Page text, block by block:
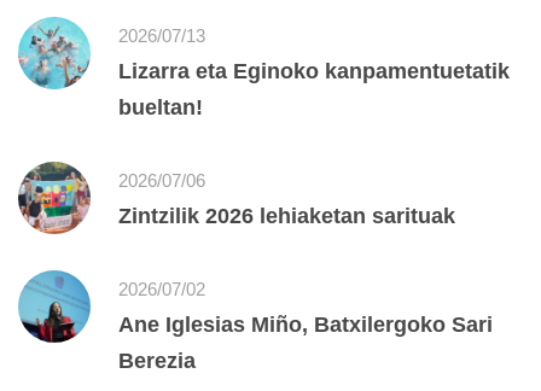
2026/07/13
Lizarra eta Eginoko kanpamentuetatik
bueltan!
2026/07/06
Zintzilik 2026 lehiaketan sarituak
2026/07/02
Ane Iglesias Miño, Batxilergoko Sari
Berezia